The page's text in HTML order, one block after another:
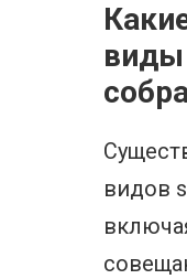
видов